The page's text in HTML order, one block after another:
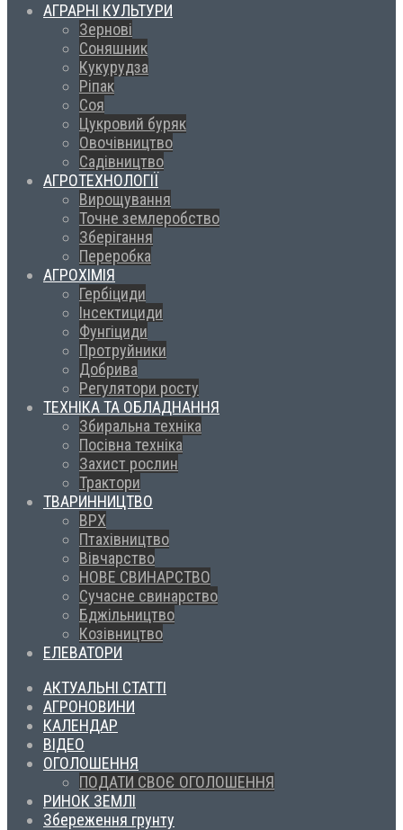
АГРАРНІ КУЛЬТУРИ
Зернові
Соняшник
Кукурудза
Ріпак
Соя
Цукровий буряк
Овочівництво
Садівництво
АГРОТЕХНОЛОГІЇ
Вирощування
Точне землеробство
Зберігання
Переробка
АГРОХІМІЯ
Гербіциди
Інсектициди
Фунгіциди
Протруйники
Добрива
Регулятори росту
ТЕХНІКА ТА ОБЛАДНАННЯ
Збиральна техніка
Посівна техніка
Захист рослин
Трактори
ТВАРИННИЦТВО
ВРХ
Птахівництво
Вівчарство
НОВЕ СВИНАРСТВО
Сучасне свинарство
Бджільництво
Козівництво
ЕЛЕВАТОРИ
АКТУАЛЬНІ СТАТТІ
АГРОНОВИНИ
КАЛЕНДАР
ВІДЕО
ОГОЛОШЕННЯ
ПОДАТИ СВОЄ ОГОЛОШЕННЯ
РИНОК ЗЕМЛІ
Збереження грунту